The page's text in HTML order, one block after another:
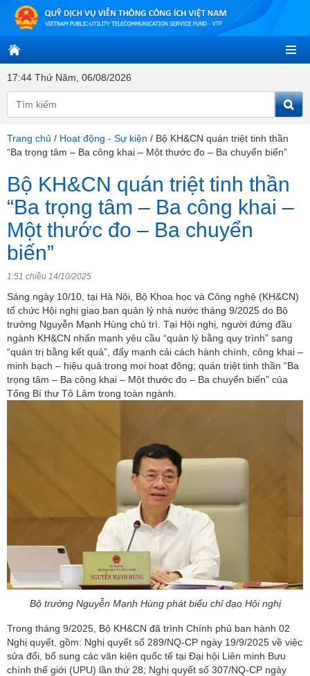
17:44 Thứ Năm, 06/08/2026
Trang chủ / Hoạt động - Sự kiện / Bộ KH&CN quán triệt tinh thần
“Ba trọng tâm – Ba công khai – Một thước đo – Ba chuyển biến”
Bộ KH&CN quán triệt tinh thần
“Ba trọng tâm – Ba công khai –
Một thước đo – Ba chuyển
biến”
1:51 chiều 14/10/2025
Sáng ngày 10/10, tại Hà Nội, Bộ Khoa học và Công nghệ (KH&CN)
tổ chức Hội nghị giao ban quản lý nhà nước tháng 9/2025 do Bộ
trưởng Nguyễn Mạnh Hùng chủ trì. Tại Hội nghị, người đứng đầu
ngành KH&CN nhấn mạnh yêu cầu “quản lý bằng quy trình” sang
“quản trị bằng kết quả”, đẩy mạnh cải cách hành chính, công khai –
minh bạch – hiệu quả trong mọi hoạt động; quán triệt tinh thần “Ba
trọng tâm – Ba công khai – Một thước đo – Ba chuyển biến” của
Tổng Bí thư Tô Lâm trong toàn ngành.
Bộ trưởng Nguyễn Mạnh Hùng phát biểu chỉ đạo Hội nghị
Trong tháng 9/2025, Bộ KH&CN đã trình Chính phủ ban hành 02
Nghị quyết, gồm: Nghị quyết số 289/NQ-CP ngày 19/9/2025 về việc
sửa đổi, bổ sung các văn kiện quốc tế tại Đại hội Liên minh Bưu
chính thế giới (UPU) lần thứ 28; Nghị quyết số 307/NQ-CP ngày